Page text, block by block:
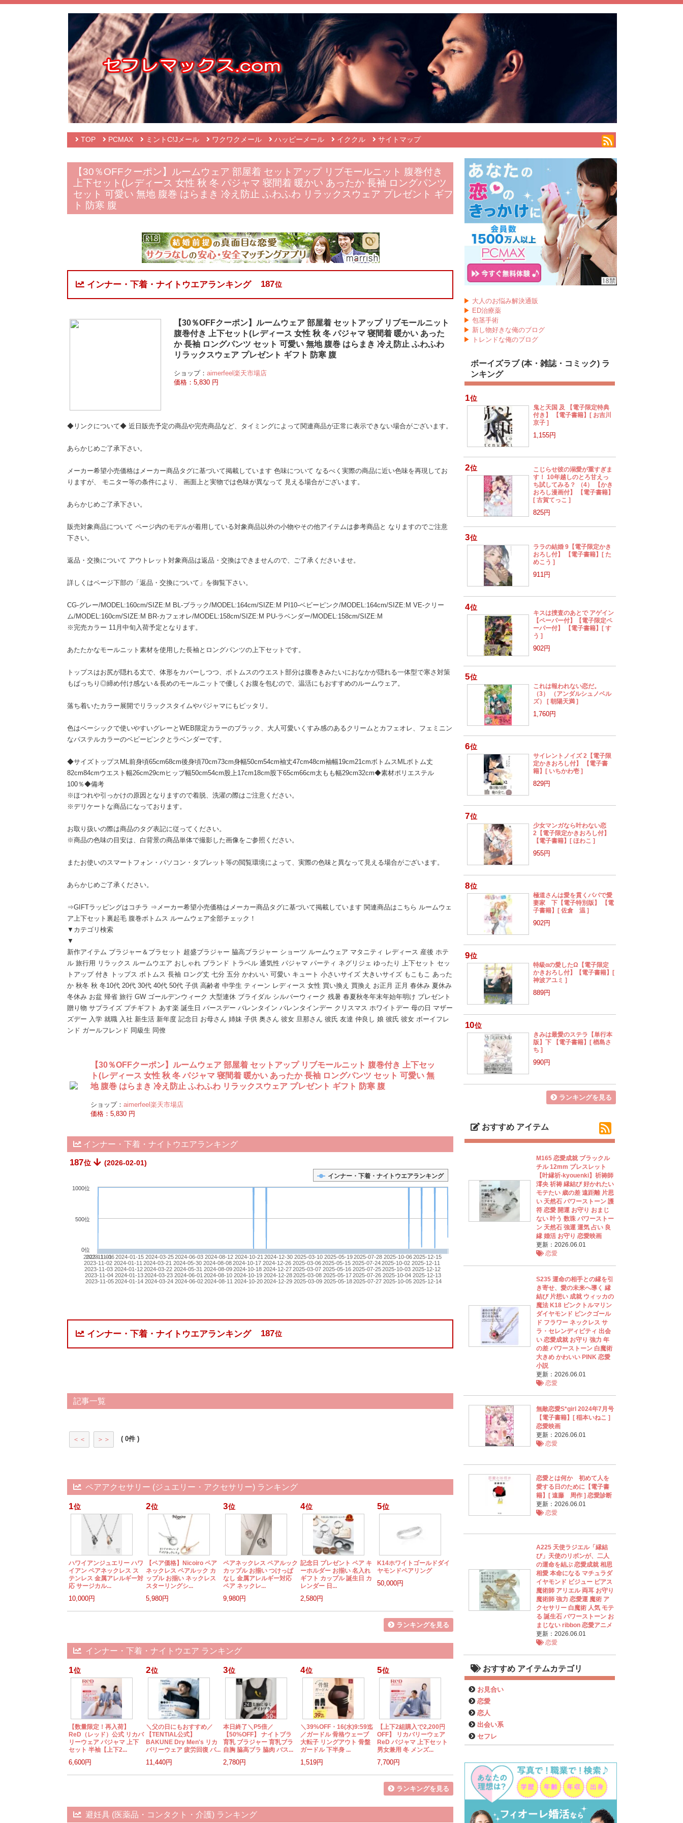
TOP PCMAX ミントC!Jメール ワクワクメール ハッピーメール イククル サイトマップ
【30％OFFクーポン】ルームウェア 部屋着 セットアップ リブモールニット 腹巻付き
上下セット(レディース 女性 秋 冬 パジャマ 寝間着 暖かい あったか 長袖 ロングパンツ
セット 可愛い 無地 腹巻 はらまき 冷え防止 ふわふわ リラックスウェア プレゼント ギフ
ト 防寒 腹
インナー・下着・ナイトウエアランキング 187位
【30％OFFクーポン】ルームウェア 部屋着 セットアップ リブモールニット
腹巻付き 上下セット(レディース 女性 秋 冬 パジャマ 寝間着 暖かい あった
か 長袖 ロングパンツ セット 可愛い 無地 腹巻 はらまき 冷え防止 ふわふわ
リラックスウェア プレゼント ギフト 防寒 腹
ショップ： aimerfeel楽天市場店
価格：5,830 円
◆リンクについて◆ 近日販売予定の商品や完売商品など、タイミングによって関連商品が正常に表示できない場合がございます。
あらかじめご了承下さい。
メーカー希望小売価格はメーカー商品タグに基づいて掲載しています 色味について なるべく実際の商品に近い色味を再現してお
りますが、 モニター等の条件により、 画面上と実物では色味が異なって 見える場合がございます。
あらかじめご了承下さい。
販売対象商品について ページ内のモデルが着用している対象商品以外の小物やその他アイテムは参考商品と なりますのでご注意
下さい。
返品・交換について アウトレット対象商品は返品・交換はできませんので、ご了承くださいませ。
詳しくはページ下部の「返品・交換について」を御覧下さい。
CG-グレー/MODEL:160cm/SIZE:M BL-ブラック/MODEL:164cm/SIZE:M PI10-ベビーピンク/MODEL:164cm/SIZE:M VE-クリー
ム/MODEL:160cm/SIZE:M BR-カフェオレ/MODEL:158cm/SIZE:M PU-ラベンダー/MODEL:158cm/SIZE:M
※完売カラー 11月中旬入荷予定となります。
あたたかなモールニット素材を使用した長袖とロングパンツの上下セットです。
トップスはお尻が隠れる丈で、体形をカバーしつつ、ボトムスのウエスト部分は腹巻きみたいにおなかが隠れる一体型で寒さ対策
もばっちり◎締め付け感ない＆長めのモールニットで優しくお腹を包むので、温活にもおすすめのルームウェア。
落ち着いたカラー展開でリラックスタイムやパジャマにもピッタリ。
色はベーシックで使いやすいグレーとWEB限定カラーのブラック、大人可愛いくすみ感のあるクリームとカフェオレ、フェミニン
なパステルカラーのベビーピンクとラベンダーです。
◆サイズトップスML前身頃65cm68cm後身頃70cm73cm身幅50cm54cm袖丈47cm48cm袖幅19cm21cmボトムスMLボトム丈
82cm84cmウエスト幅26cm29cmヒップ幅50cm54cm股上17cm18cm股下65cm66cm太もも幅29cm32cm◆素材ポリエステル
100％◆備考
※ほつれや引っかけの原因となりますので着脱、洗濯の際はご注意ください。
※デリケートな商品になっております。
お取り扱いの際は商品のタグ表記に従ってください。
※商品の色味の目安は、白背景の商品単体で撮影した画像をご参照ください。
またお使いのスマートフォン・パソコン・タブレット等の閲覧環境によって、実際の色味と異なって見える場合がございます。
あらかじめご了承ください。
⇒GIFTラッピングはコチラ ⇒メーカー希望小売価格はメーカー商品タグに基づいて掲載しています 関連商品はこちら ルームウェ
ア上下セット裏起毛 腹巻ボトムス ルームウェア全部チェック！
▼カテゴリ検索
▼
新作アイテム ブラジャー＆ブラセット 超盛ブラジャー 脇高ブラジャー ショーツ ルームウェア マタニティ レディース 産後 ホテ
ル 旅行用 リラックス ルームウエア おしゃれ ブランド トラベル 通気性 パジャマ パーティ ネグリジェ ゆったり 上下セット セッ
トアップ 付き トップス ボトムス 長袖 ロング丈 七分 五分 かわいい 可愛い キュート 小さいサイズ 大きいサイズ もこもこ あった
か 秋冬 秋 冬10代 20代 30代 40代 50代 子供 高齢者 中学生 ティーン レディース 女性 買い換え 買換え お正月 正月 春休み 夏休み
冬休み お盆 帰省 旅行 GW ゴールデンウィーク 大型連休 ブライダル シルバーウィーク 残暑 春夏秋冬年末年始年明け プレゼント
贈り物 サプライズ プチギフト あす楽 誕生日 バースデー バレンタイン バレンタインデー クリスマス ホワイトデー 母の日 マザー
ズデー 入学 就職 入社 新生活 新年度 記念日 お母さん 姉妹 子供 奥さん 彼女 旦那さん 彼氏 友達 仲良し 娘 彼氏 彼女 ボーイフレ
ンド ガールフレンド 同級生 同僚
【30％OFFクーポン】ルームウェア 部屋着 セットアップ リブモールニット 腹巻付き 上下セッ
ト(レディース 女性 秋 冬 パジャマ 寝間着 暖かい あったか 長袖 ロングパンツ セット 可愛い 無
地 腹巻 はらまき 冷え防止 ふわふわ リラックスウェア プレゼント ギフト 防寒 腹
ショップ： aimerfeel楽天市場店
価格：5,830 円
インナー・下着・ナイトウエアランキング
187位 (2026-02-01)
インナー・下着・ナイトウエアランキング
2023-11-01
2023-11-02
2023-11-03
2023-11-04
2023-11-05
2023-11-06
2024-01-11
2024-01-12
2024-01-13
2024-01-14
2024-01-15
2024-03-21
2024-03-22
2024-03-23
2024-03-24
2024-03-25
2024-05-30
2024-05-31
2024-06-01
2024-06-02
2024-06-03
2024-08-08
2024-08-09
2024-08-10
2024-08-11
2024-08-12
2024-10-17
2024-10-18
2024-10-19
2024-10-20
2024-10-21
2024-12-26
2024-12-27
2024-12-28
2024-12-29
2024-12-30
2025-03-06
2025-03-07
2025-03-08
2025-03-09
2025-03-10
2025-05-15
2025-05-16
2025-05-17
2025-05-18
2025-05-19
2025-07-24
2025-07-25
2025-07-26
2025-07-27
2025-07-28
2025-10-02
2025-10-03
2025-10-04
2025-10-05
2025-10-06
2025-12-11
2025-12-12
2025-12-13
2025-12-14
2025-12-15
0位
500位
1000位
インナー・下着・ナイトウエアランキング 187位
記事一覧
＜＜ ＞＞ ( 0件 )
ペアアクセサリー (ジュエリー・アクセサリー) ランキング
1位
ハワイアンジュエリー ハワ
イアン ペアネックレス ス
テンレス 金属アレルギー対
応 サージカル...
10,000円
2位
【ペア価格】Nicoiro ペア
ネックレス ペアルック カ
ップル お揃い ネックレス
スターリングシ...
5,980円
3位
ペアネックレス ペアルック
カップル お揃い つけっぱ
なし 金属アレルギー対応
ペア ネックレ...
9,980円
4位
記念日 プレゼント ペア キ
ーホルダー お揃い 名入れ
ギフト カップル 誕生日 カ
レンダー 日...
2,580円
5位
K14ホワイトゴールドダイ
ヤモンドペアリング
50,000円
ランキングを見る
インナー・下着・ナイトウエア ランキング
1位
【数量限定！再入荷】
ReD（レッド）公式 リカバ
リーウェア パジャマ 上下
セット 半袖【上下2...
6,600円
2位
＼父の日にもおすすめ／
【TENTIAL公式】
BAKUNE Dry Men's リカ
バリーウェア 疲労回復 パ...
11,440円
3位
本日終了＼P5倍／
【50%OFF】 ナイトブラ
育乳 ブラジャー 育乳ブラ
自胸 脇高ブラ 脇肉 バス...
2,780円
4位
＼39%OFF・16(水)9:59迄
／ガードル 骨格ウェーブ
大転子 リングアウト 骨盤
ガードル 下半身 ...
1,519円
5位
【上下2組購入で2,200円
OFF】 リカバリーウェア
ReD パジャマ 上下セット
男女兼用 冬 メンズ...
7,700円
ランキングを見る
避妊具 (医薬品・コンタクト・介護) ランキング
▶ 大人のお悩み解決通販
▶ ED治療薬
▶ 包茎手術
▶ 新し物好きな俺のブログ
▶
トレンドな俺のブログ
ボーイズラブ (本・雑誌・コミック) ラ
ンキング
1位
鬼と天国 及 【電子限定特典
付き】 【電子書籍】[ お吉川
京子 ]
1,155円
2位
こじらせ彼の溺愛が重すぎま
す！ 10年越しのとろ甘えっ
ち試してみる？ （4） 【かき
おろし漫画付】 【電子書籍】
[ 古賀てっこ ]
825円
3位
ララの結婚 9【電子限定かき
おろし付】 【電子書籍】[ た
めこう ]
911円
4位
キスは捜査のあとで アゲイン
【ペーパー付】【電子限定ペ
ーパー付】 【電子書籍】[ す
う ]
902円
5位
これは報われない恋だ。
（3） （アンダルシュノベル
ズ） [ 朝陽天満 ]
1,760円
6位
サイレントノイズ 2【電子限
定かきおろし付】 【電子書
籍】[ いちかわ壱 ]
829円
7位
少女マンガなら叶わない恋
2【電子限定かきおろし付】
【電子書籍】[ ほわこ ]
955円
8位
極道さんは愛を貫くパパで愛
妻家 下【電子特別版】 【電
子書籍】[ 佐倉 温 ]
902円
9位
特級αの愛したΩ【電子限定
かきおろし付】【電子書籍】[
神波アユミ ]
889円
10位
きみは最愛のステラ【単行本
版】下 【電子書籍】[ 楢島さ
ち ]
990円
ランキングを見る
おすすめ アイテム
M165 恋愛成就 ブラックル
チル 12mm ブレスレット
【叶縁祈‐kyouenki】祈祷師
澪央 祈祷 縁結び 好かれたい
モテたい 歳の差 遠距離 片思
い 天然石 パワーストーン 護
符 恋愛 開運 お守り おまじ
ない 叶う 数珠 パワーストー
ン 天然石 強運 運気 占い 良
縁 婚活 お守り 恋愛映画
更新：2026.06.01
恋愛
S235 運命の相手との縁を引
き寄せ、愛の未来へ導く 縁
結び 片想い 成就 ウィッカの
魔法 K18 ピンクトルマリン
ダイヤモンド ピンクゴール
ド フラワー ネックレス サ
ラ・セレンディピティ 出会
い 恋愛成就 お守り 強力 年
の差 パワーストーン 白魔術
大きめ かわいい PINK 恋愛
小説
更新：2026.06.01
恋愛
無敵恋愛S*girl 2024年7月号
【電子書籍】[ 稲本いねこ ]
恋愛映画
更新：2026.06.01
恋愛
恋愛とは何か 初めて人を
愛する日のために【電子書
籍】[ 遠藤 周作 ] 恋愛診断
更新：2026.06.01
恋愛
A225 天使ラジエル「縁結
び」天使のリボンが、二人
の運命を結ぶ 恋愛成就 相思
相愛 本命になる マチュラダ
イヤモンド ビジュー ピアス
魔術師 アリエル 両耳 お守り
魔術師 強力 恋愛運 魔術 ア
クセサリー 白魔術 人気 モテ
る 誕生石 パワーストーン お
まじない ribbon 恋愛アニメ
更新：2026.06.01
恋愛
おすすめ アイテムカテゴリ
お見合い
恋愛
恋人
出会い系
セフレ